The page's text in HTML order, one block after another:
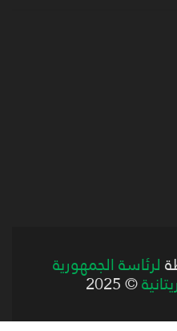
لرئاسة الجمهورية
© 2025